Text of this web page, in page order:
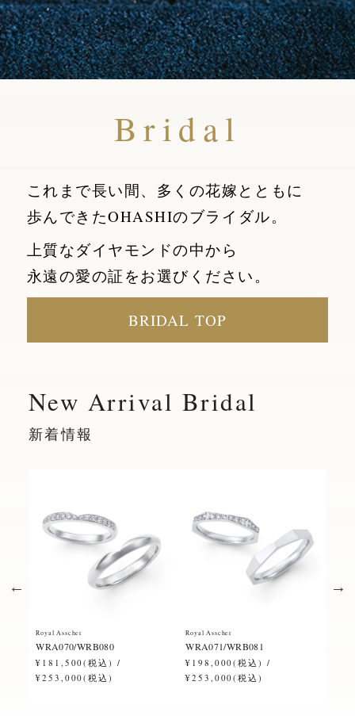
Bridal
これまで長い間、多くの花嫁とともに
歩んできたOHASHIのブライダル。
上質なダイヤモンドの中から
永遠の愛の証をお選びください。
BRIDAL TOP
New Arrival Bridal
新着情報
Royal Asscher
WRA070/WRB080
¥181,500(税込) /
¥253,000(税込)
Royal Asscher
WRA071/WRB081
¥198,000(税込) /
¥253,000(税込)